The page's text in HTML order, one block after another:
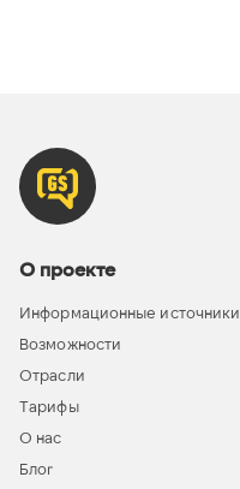
О проекте
Информационные источники
Возможности
Отрасли
Тарифы
О нас
Блог